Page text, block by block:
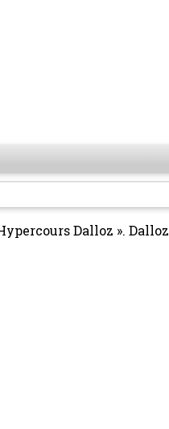
Dalloz ». Dalloz